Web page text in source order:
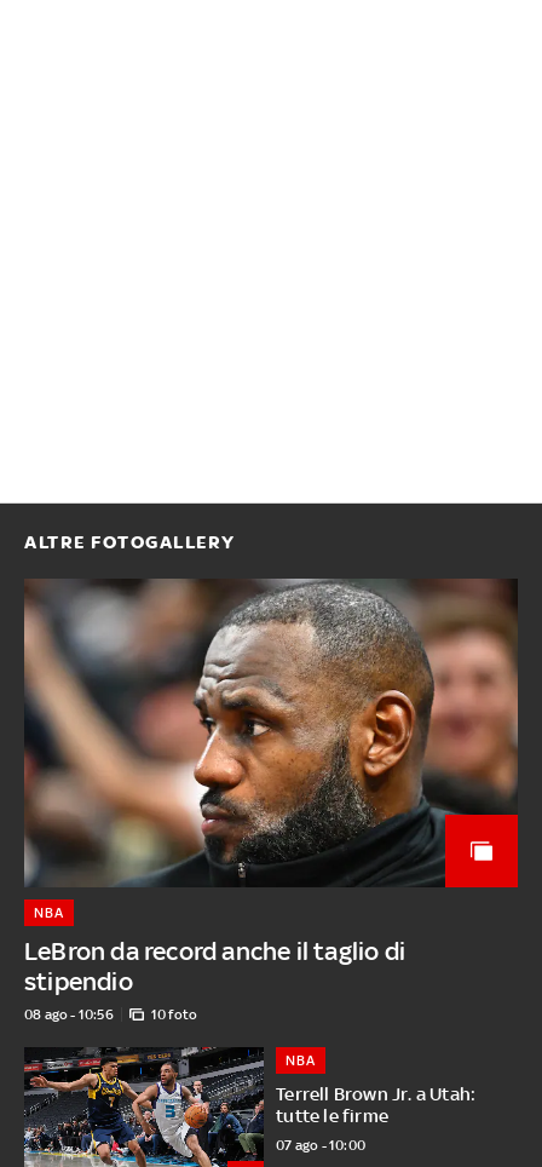
ALTRE FOTOGALLERY
LeBron da record anche il taglio di
stipendio
NBA
08 ago - 10:56 10 foto
Terrell Brown Jr. a Utah:
tutte le firme
NBA
07 ago - 10:00